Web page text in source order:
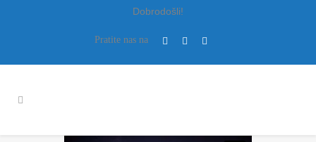
Dobrodošli!
Pratite nas na